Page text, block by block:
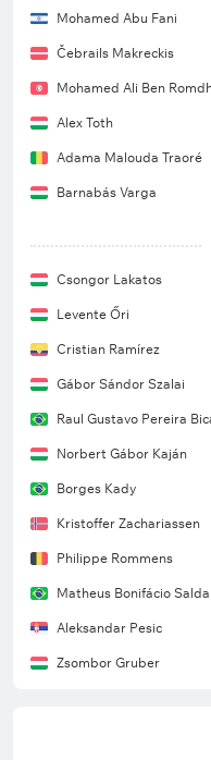
Mohamed Abu Fani
Čebrails Makreckis
Mohamed Ali Ben
Alex Toth
Adama Malouda Traoré
Barnabás Varga
Csongor Lakatos
Levente Őri
Cristian Ramírez
Gábor Sándor Szalai
Raul Gustavo Pereira
Norbert Gábor Kaján
Borges Kady
Kristoffer Zachariassen
Philippe Rommens
Matheus Bonifácio
Aleksandar Pesic
Zsombor Gruber